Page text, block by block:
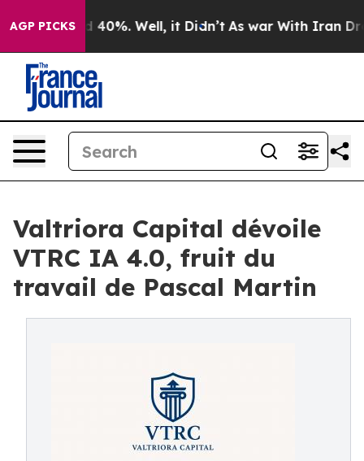
AGP PICKS
Around 40%. Well, it Didn’t As war With Iran Drove
Valtriora Capital dévoile
VTRC IA 4.0, fruit du
travail de Pascal Martin